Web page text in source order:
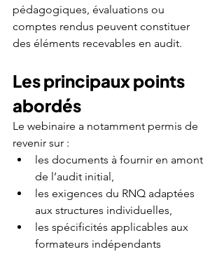
pédagogiques, évaluations ou
comptes rendus peuvent constituer
des éléments recevables en audit.
Les principaux points
abordés
Le webinaire a notamment permis de
revenir sur :
les documents à fournir en amont
de l’audit initial,
les exigences du RNQ adaptées
aux structures individuelles,
les spécificités applicables aux
formateurs indépendants